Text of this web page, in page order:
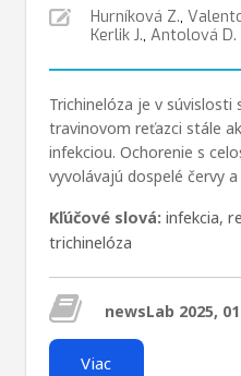
Hurníková Z.,
Kerlik J., Antolová D.
Trichinelóza je v
travinovom reťazci stále
infekciou. Ochorenie s
vyvolávajú dospelé červy
Kľúčové slová: infekcia,
trichinelóza
newsLab 2025,
Viac